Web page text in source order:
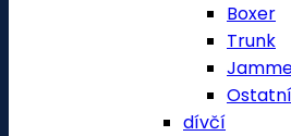
Boxer
Trunk
Ostatní
dívčí